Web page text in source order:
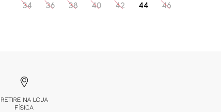
34 36 38 40 42 44 46
RETIRE NA LOJA
FÍSICA